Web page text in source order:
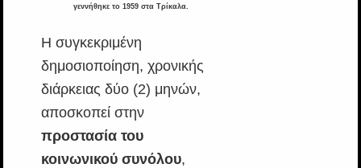
γεννήθηκε το 1959 στα Τρίκαλα.
Η συγκεκριμένη
δημοσιοποίηση, χρονικής
διάρκειας δύο (2) μηνών,
αποσκοπεί στην
προστασία του
κοινωνικού συνόλου,